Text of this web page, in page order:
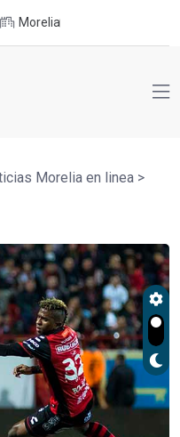
Morelia
Morelia en linea >